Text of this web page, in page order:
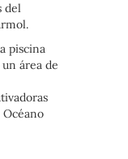
del
piscina
área de